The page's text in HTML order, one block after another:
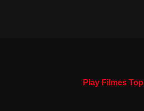
Play Filmes Top